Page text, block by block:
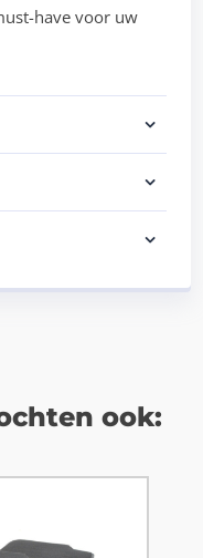
have voor uw
ook: